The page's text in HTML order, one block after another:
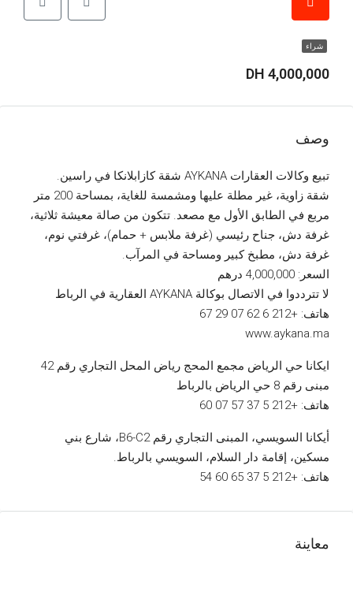
شراء
4,000,000 DH
وصف
تبيع وكالات العقارات AYKANA شقة كازابلانكا في راسين.
شقة زاوية، غير مطلة عليها ومشمسة للغاية، بمساحة 200 متر
مربع في الطابق الأول مع مصعد. تتكون من صالة معيشة ثلاثية،
غرفة دش، جناح رئيسي (غرفة ملابس + حمام)، غرفتي نوم،
غرفة دش، مطبخ كبير ومساحة في المرآب.
السعر: 4,000,000 درهم
لا تترددوا في الاتصال بوكالة AYKANA العقارية في الرباط
هاتف: +212 6 62 07 29 67
www.aykana.ma
ايكانا حي الرياض مجمع المحج رياض المحل التجاري رقم 42
مبنى رقم 8 حي الرياض بالرباط
هاتف: +212 5 37 57 07 60
أيكانا السويسي، المبنى التجاري رقم B6-C2، شارع بني
مسكين، إقامة دار السلام، السويسي بالرباط.
هاتف: +212 5 37 65 60 54
معاينة